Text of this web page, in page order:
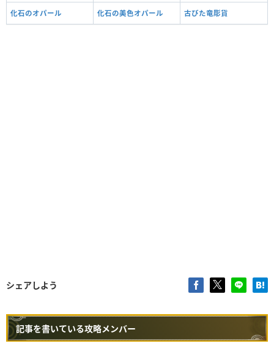
化石のオパール 化石の美色オパール 古びた竜彫貨
シェアしよう
記事を書いている攻略メンバー